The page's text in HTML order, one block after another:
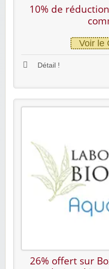
10% de
Voir le
Détail !
26% offert sur